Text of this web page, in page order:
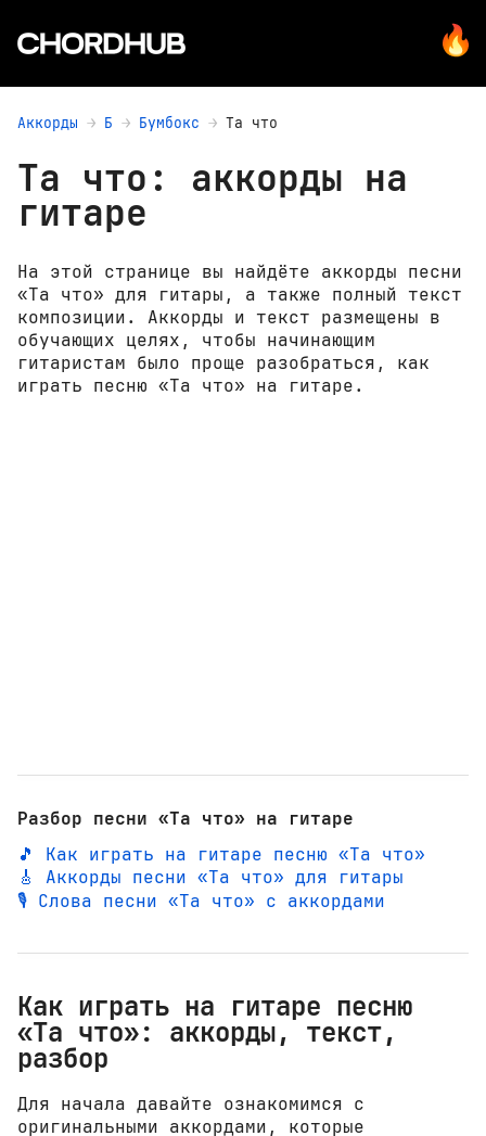
Аккорды Б Бумбокс Та что
Та что: аккорды на
гитаре
На этой странице вы найдёте аккорды песни
«Та что» для гитары, а также полный текст
композиции. Аккорды и текст размещены в
обучающих целях, чтобы начинающим
гитаристам было проще разобраться, как
играть песню «Та что» на гитаре.
Разбор песни «Та что» на гитаре
🎵 Как играть на гитаре песню «Та что»
🎸 Аккорды песни «Та что» для гитары
🎙️ Слова песни «Та что» с аккордами
Как играть на гитаре песню
«Та что»: аккорды, текст,
разбор
Для начала давайте ознакомимся с
оригинальными аккордами, которые